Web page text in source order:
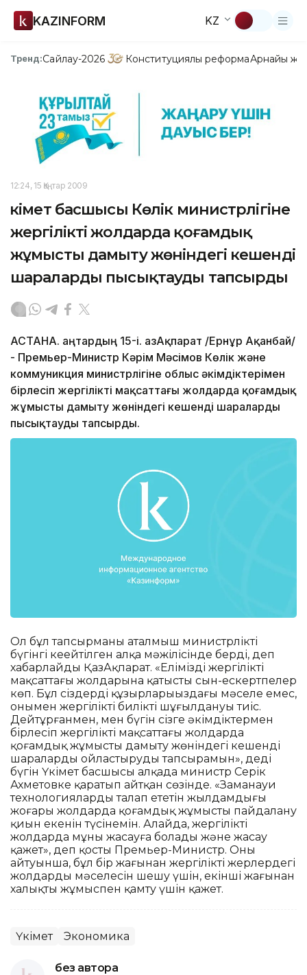
KAZINFORM KZ
Тренд:Сайлау-2026 Конституциялық реформаАрнайы
12:24, 15 Қаңтар 2009
Үкімет басшысы Көлік министрлігіне
жергілікті жолдарда қоғамдық
жұмысты дамыту жөніндегі кешенді
шараларды пысықтауды тапсырды
АСТАНА. Қаңтардың 15-і. ҚазАқпарат /Ернұр Ақанбай/
- Премьер-Министр Кәрім Мәсімов Көлік және
коммуникция министрлігіне облыс әкімдіктерімен
бірлесіп жергілікті мақсаттағы жолдарда қоғамдық
жұмысты дамыту жөніндегі кешенді шараларды
пысықтауды тапсырды.
Ол бұл тапсырманы аталмыш министрліктің
бүгінгі кеңейтілген алқа мәжілісінде берді, деп
хабарлайды ҚазАқпарат. «Еліміздің жергілікті
мақсаттағы жолдарына қатысты сын-ескертпелер
көп. Бұл сіздердің құзырларыңыздағы мәселе емес,
онымен жергілікті биліктің шұғылдануы тиіс.
Дейтұрғанмен, мен бүгін сізге әкімдіктермен
бірлесіп жергілікті мақсаттағы жолдарда
қоғамдық жұмысты дамыту жөніндегі кешенді
шараларды ойластыруды тапсырамын», деді
бүгін Үкімет басшысы алқада министр Серік
Ахметовке қаратып айтқан сөзінде. «Заманауи
технологияларды талап ететін жылдамдығы
жоғары жолдарда қоғамдық жұмысты пайдалану
қиын екенін түсінемін. Алайда, жергілікті
жолдарда мұны жасауға болады және жасау
қажет», деп қосты Премьер-Министр. Оның
айтуынша, бұл бір жағынан жергілікті жерлердегі
жолдардың мәселесін шешу үшін, екінші жағынан
халықты жұмыспен қамту үшін қажет.
Үкімет Экономика
без автора